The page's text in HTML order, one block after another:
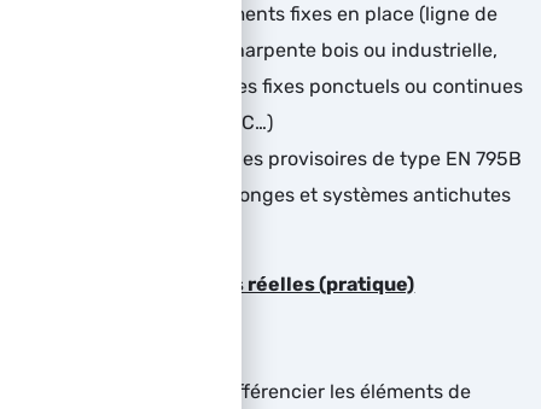
Etudier les équipements fixes en place (ligne de
vie, ancrage fixe, charpente bois ou industrielle,
plateforme, ancrages fixes ponctuels ou continues
de type EN 795A et C…)
Installer des ancrages provisoires de type EN 795B
Choisir les bonnes longes et systèmes antichutes
Exercices en conditions réelles (pratique)
Savoir repérer et différencier les éléments de